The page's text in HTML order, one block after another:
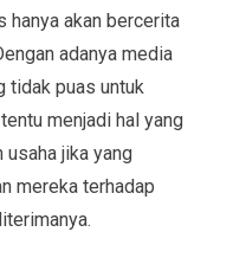
hanya akan bercerita
adanya media
tidak puas untuk
menjadi hal yang
jika yang
mereka terhadap